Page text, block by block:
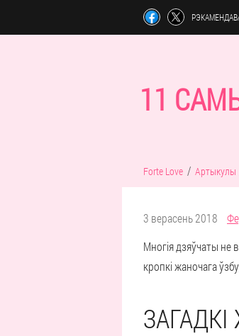
11
Forte Love Артыкулы
3 верасень 2018
Многія дзяўчаты не
кропкі жаночага